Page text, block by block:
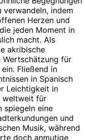
verwandeln, indem
Herzen und
jeden Moment in
macht. Als
akribische
Wertschätzung für
Fließend in
in Spanisch
Leichtigkeit in
weltweit für
spiegeln eine
und
Musik, während
doch anmutige